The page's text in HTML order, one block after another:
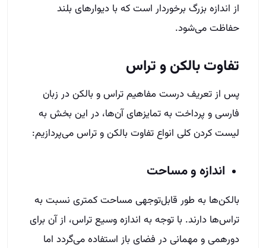
از اندازه بزرگ برخوردار است که با دیوارهای بلند
حفاظت می‌شود.
تفاوت بالکن و تراس
پس از تعریف درست مفاهیم تراس و بالکن در زبان
فارسی و پرداخت به تمایزهای آن‌ها، در این بخش به
لیست کردن کلی انواع تفاوت بالکن و تراس می‌پردازیم:
اندازه و مساحت
بالکن‌ها به طور قابل‌توجهی مساحت کمتری نسبت به
تراس‌ها دارند. با توجه به اندازه وسیع تراس، از آن برای
دورهمی و مهمانی در فضای باز استفاده می‌گردد اما